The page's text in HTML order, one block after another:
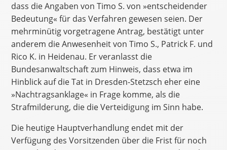
dass die Angaben von Timo S. von »entscheidender
Bedeutung« für das Verfahren gewesen seien. Der
mehrminütig vorgetragene Antrag, bestätigt unter
anderem die Anwesenheit von Timo S., Patrick F. und
Rico K. in Heidenau. Er veranlasst die
Bundesanwaltschaft zum Hinweis, dass etwa im
Hinblick auf die Tat in Dresden-Stetzsch eher eine
»Nachtragsanklage« in Frage komme, als die
Strafmilderung, die die Verteidigung im Sinn habe.
Die heutige Hauptverhandlung endet mit der
Verfügung des Vorsitzenden über die Frist für noch